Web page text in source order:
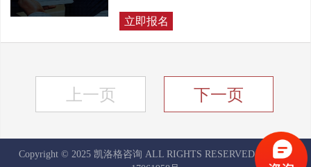
立即报名
上一页 下一页
Copyright © 2025 凯洛格咨询 ALL RIGHTS RESERVED
京ICP备